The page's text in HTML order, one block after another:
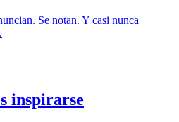
Se notan. Y casi nunca
inspirarse